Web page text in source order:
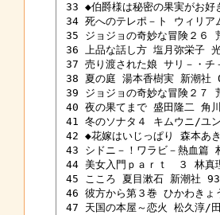
33 ◆伯爵様は秘密の果実がお
34 死へのテレポ－ト ウィリ
35 ジョジョの奇妙な冒険２
36 上品な話し方 塩月弥栄子
37 売り渡された娘 サリ－・
38 夏の庭 湯本香樹実 新潮
39 ジョジョの奇妙な冒険２
40 夜の果てまで 盛田隆二
41 冬のソナタ４ キムウニ/ユ
42 ◆花嫁はいじっぱり 森本
43 シドニ－！ワラビ－熱血
44 美女入門ｐａｒｔ　３ 林
45 こころ 夏目漱石 新潮社
46 彼方から第３巻 ひかわき
47 天国の本屋～恋火 松久淳